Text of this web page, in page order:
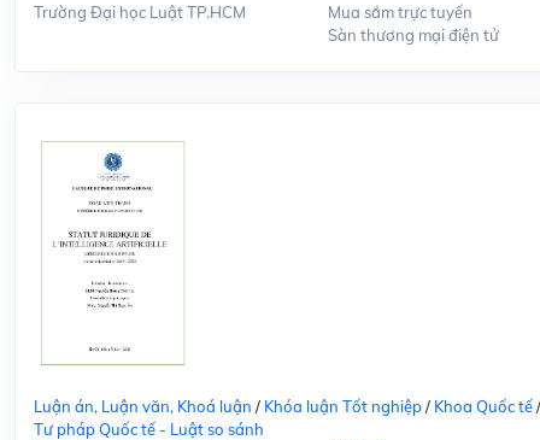
Trường Đại học Luật TP.HCM
Mua sắm trực tuyến
Sàn thương mại điện tử
Luận án, Luận văn, Khoá luận / Khóa luận Tốt nghiệp/ Khoa Quốc tế/
Tư pháp Quốc tế - Luật so sánh